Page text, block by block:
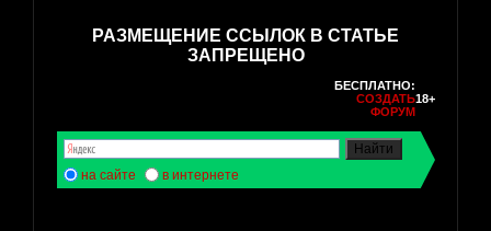
РАЗМЕЩЕНИЕ ССЫЛОК В СТАТЬЕ
ЗАПРЕЩЕНО
БЕСПЛАТНО:
СОЗДАТЬ
ФОРУМ
18+
на сайте в интернете